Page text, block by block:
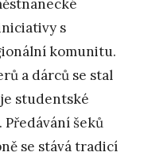
s
komunitu.
a dárců se stal
studentské
šeků
se stává tradicí